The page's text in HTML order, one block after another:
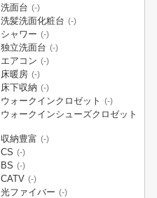
洗面台 (-)
洗髪洗面化粧台 (-)
シャワー (-)
独立洗面台 (-)
エアコン (-)
床暖房 (-)
床下収納 (-)
ウォークインクロゼット (-)
ウォークインシューズクロゼット
収納豊富 (-)
CS (-)
BS (-)
CATV (-)
光ファイバー (-)